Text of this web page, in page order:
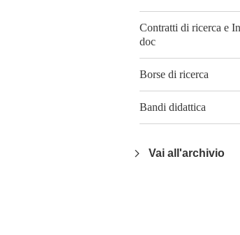
Contratti di ricerca e
doc
Borse di ricerca
Bandi didattica
Vai all'archivio